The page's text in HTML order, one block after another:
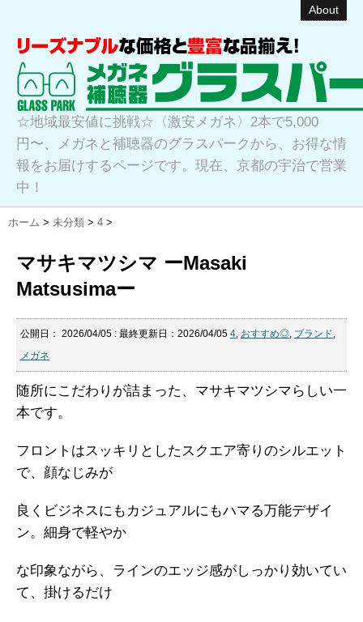
About
☆地域最安値に挑戦☆〈激安メガネ〉2本で5,000
円〜、メガネと補聴器のグラスパークから、お得な情
報をお届けするページです。現在、京都の宇治で営業
中！
ホーム > 未分類 > 4 >
マサキマツシマ ーMasaki
Matsusimaー
公開日： 2026/04/05 : 最終更新日：2026/04/05 4, おすすめ◎, ブランド,
メガネ
随所にこだわりが詰まった、マサキマツシマらしい一
本です。
フロントはスッキリとしたスクエア寄りのシルエット
で、顔なじみが
良くビジネスにもカジュアルにもハマる万能デザイ
ン。細身で軽やか
な印象ながら、ラインのエッジ感がしっかり効いてい
て、掛けるだけ